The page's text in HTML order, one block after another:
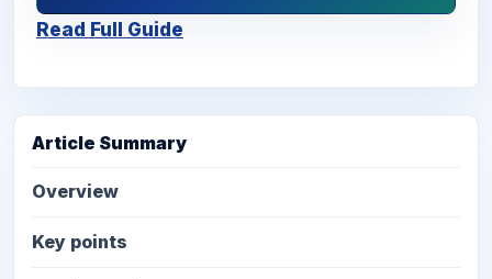
Read Full Guide
Article Summary
Overview
Key points